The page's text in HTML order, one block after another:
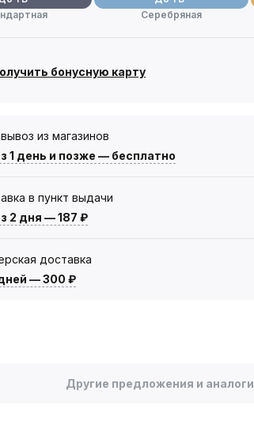
Серебряная
бонусную карту
из магазинов
1 день и позже — бесплатно
в пункт выдачи
2 дня —187 ₽
доставка
—300 ₽
Другие предложения и аналоги